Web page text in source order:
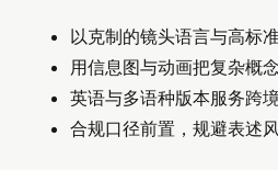
以克制的镜头语言与高标
用信息图与动画把复杂概
英语与多语种版本服务跨
合规口径前置，规避表述